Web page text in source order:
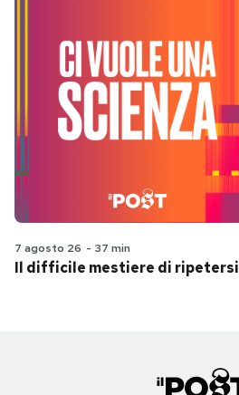
7 agosto 26 - 37 min
Il difficile mestiere di ripetersi